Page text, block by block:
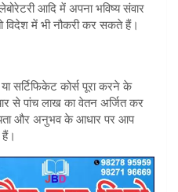
आदि में अपना भविष्य संवार
में भी नौकरी कर सकते हैं।
या सर्टिफिकेट कोर्स पूरा करने के
से पांच लाख का वेतन अर्जित कर
और अनुभव के आधार पर आप